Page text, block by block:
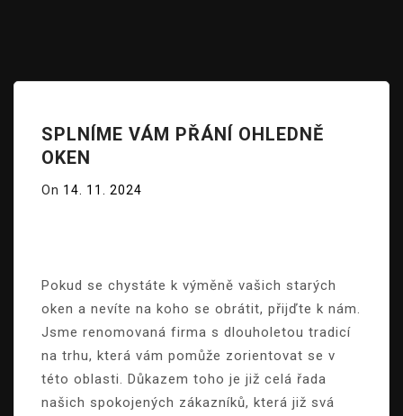
SPLNÍME VÁM PŘÁNÍ OHLEDNĚ
OKEN
On 14. 11. 2024
Pokud se chystáte k výměně vašich starých
oken a nevíte na koho se obrátit, přijďte k nám.
Jsme renomovaná firma s dlouholetou tradicí
na trhu, která vám pomůže zorientovat se v
této oblasti. Důkazem toho je již celá řada
našich spokojených zákazníků, která již svá